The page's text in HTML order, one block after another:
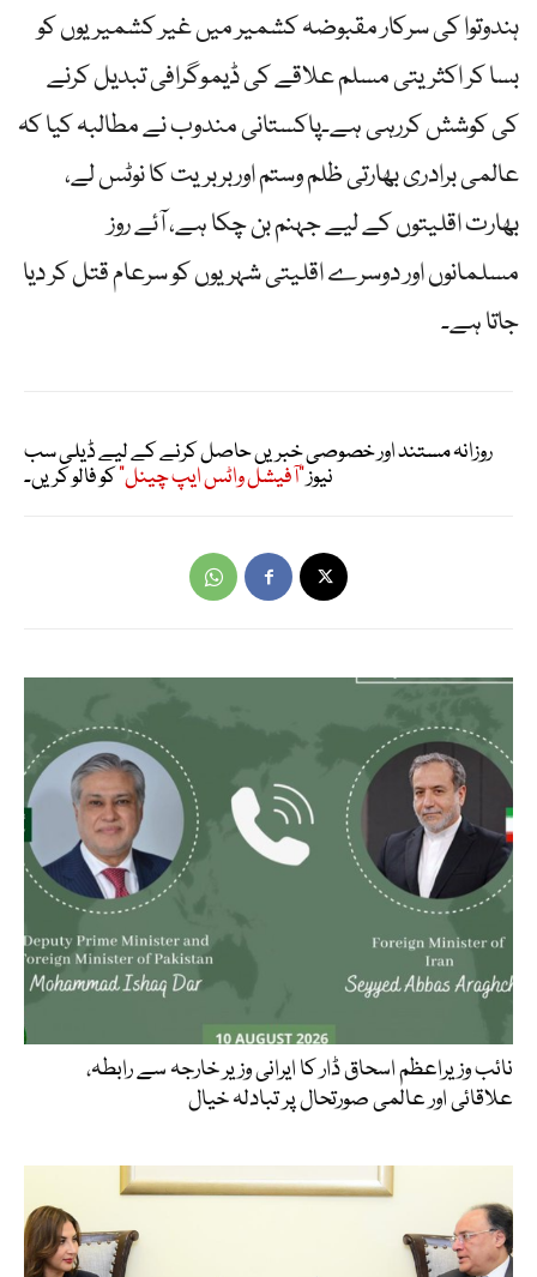
ہندوتوا کی سرکار مقبوضہ کشمیر میں غیر کشمیریوں کو
بسا کر اکثریتی مسلم علاقے کی ڈیموگرافی تبدیل کرنے
کی کوشش کررہی ہے۔پاکستانی مندوب نے مطالبہ کیا کہ
عالمی برادری بھارتی ظلم وستم اوربربریت کا نوٹس لے،
بھارت اقلیتوں کے لیے جہنم بن چکا ہے، آئے روز
مسلمانوں اور دوسرے اقلیتی شہریوں کو سرعام قتل کر دیا
جاتا ہے۔
روزانہ مستند اور خصوصی خبریں حاصل کرنے کے لیے ڈیلی سب
نیوز"آفیشل واٹس ایپ چینل"کو فالو کریں۔
نائب وزیراعظم اسحاق ڈار کا ایرانی وزیر خارجہ سے رابطہ،
علاقائی اور عالمی صورتحال پر تبادلہ خیال